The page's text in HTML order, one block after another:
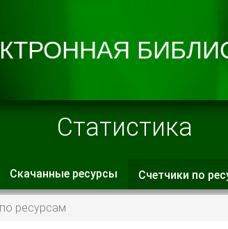
Статистика
Скачанные ресурсы Счетчики по
ресурсам